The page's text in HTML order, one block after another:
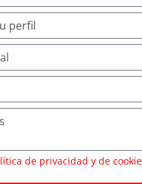
de privacidad y de